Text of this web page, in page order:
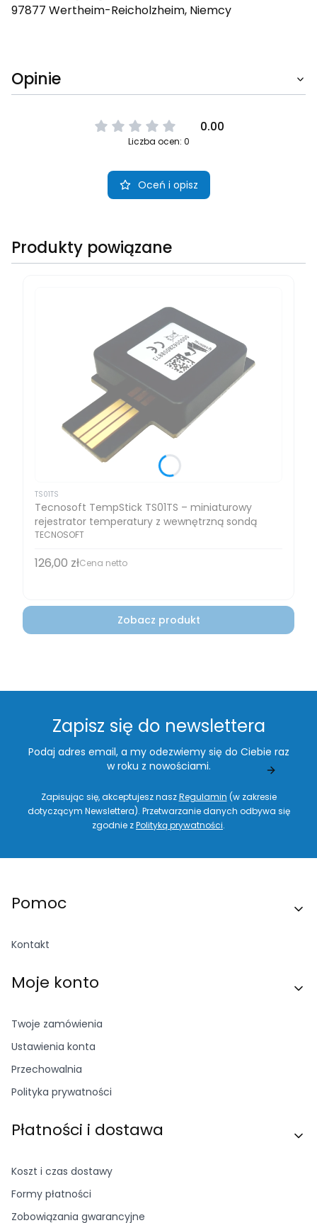
97877 Wertheim-Reich­olzheim, Niemcy
Opinie
0.00
Liczba ocen: 0
Oceń i opisz
Produkty powiązane
TS01TS
Tecnosoft TempStick TS01TS – miniaturowy
rejestrator temperatury z wewnętrzną sondą
TECNOSOFT
Cena
126,00 złCena netto
Zobacz produkt
Zapisz się do newslettera
Podaj adres email, a my odezwiemy się do Ciebie raz
w roku z nowościami.
Zapisując się, akceptujesz naszRegulamin (w zakresie
dotyczącym Newslettera). Przetwarzanie danych odbywa się
zgodnie zPolityką prywatności.
Linki w stopce
Pomoc
Kontakt
Moje konto
Twoje zamówienia
Ustawienia konta
Przechowalnia
Polityka prywatności
Płatności i dostawa
Koszt i czas dostawy
Formy płatności
Zobowiązania gwarancyjne